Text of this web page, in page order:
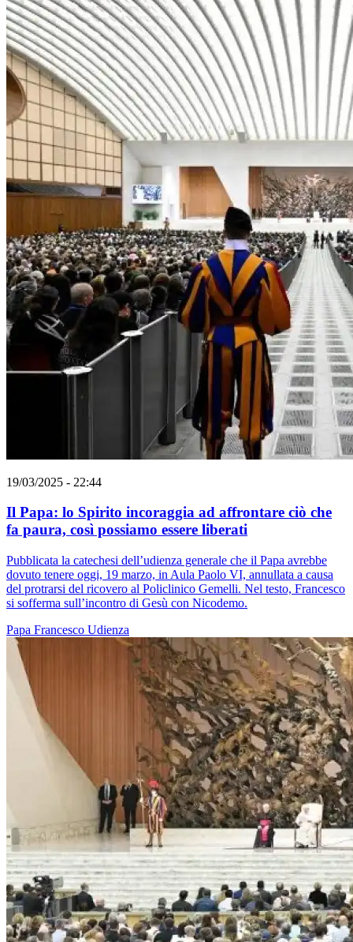
19/03/2025 - 22:44
Il Papa: lo Spirito incoraggia ad affrontare ciò che
fa paura, così possiamo essere liberati
Pubblicata la catechesi dell’udienza generale che il Papa avrebbe
dovuto tenere oggi, 19 marzo, in Aula Paolo VI, annullata a causa
del protrarsi del ricovero al Policlinico Gemelli. Nel testo, Francesco
si sofferma sull’incontro di Gesù con Nicodemo.
Papa Francesco Udienza